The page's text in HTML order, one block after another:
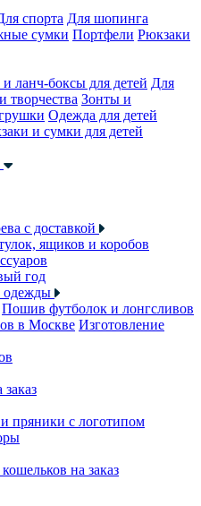
спорта Для шопинга
сумки Портфели Рюкзаки
ланч-боксы для детей Для
творчества Зонты и
Одежда для детей
и сумки для детей
с доставкой
ящиков и коробов
год
одежды
Пошив футболок и лонгсливов
в Москве Изготовление
пряники с логотипом
на заказ